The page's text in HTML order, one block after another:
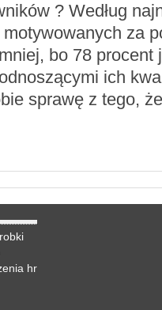
? Według
za
bo 78 procent
ich
sprawę z tego, że
hr